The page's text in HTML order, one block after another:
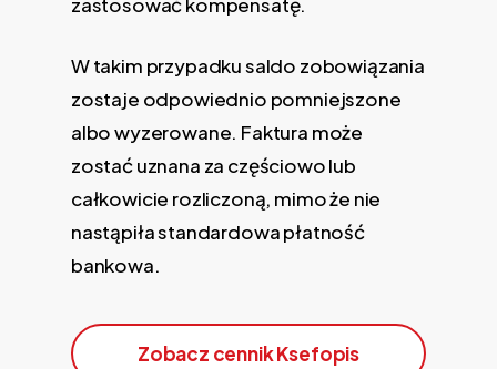
W takim przypadku saldo zobowiązania
zostaje odpowiednio pomniejszone
albo wyzerowane. Faktura może
zostać uznana za częściowo lub
całkowicie rozliczoną, mimo że nie
nastąpiła standardowa płatność
bankowa.
Zobacz cennik Ksefopis